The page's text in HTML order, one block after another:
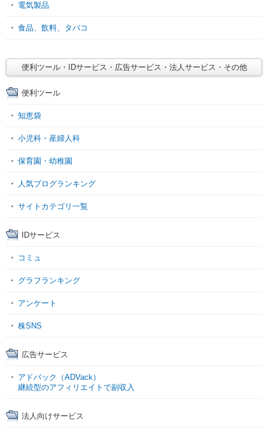
電気製品
食品、飲料、タバコ
便利ツール・IDサービス・広告サービス・法人サービス・その他
便利ツール
知恵袋
小児科・産婦人科
保育園・幼稚園
人気ブログランキング
サイトカテゴリ一覧
IDサービス
コミュ
グラフランキング
アンケート
株SNS
広告サービス
アドバック（ADVack）
継続型のアフィリエイトで副収入
法人向けサービス